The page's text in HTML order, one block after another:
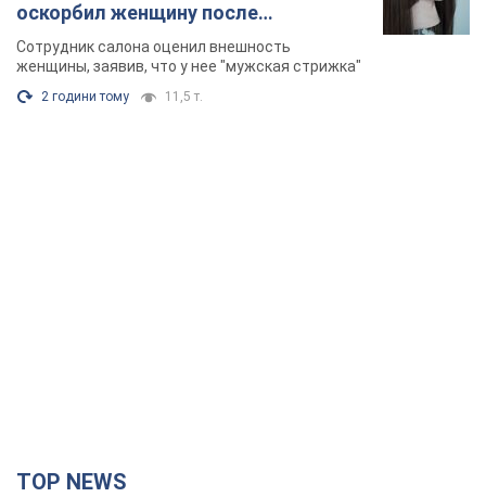
оскорбил женщину после
химиотерапии, разгорелся скандал.
Фото
Сотрудник салона оценил внешность
женщины, заявив, что у нее "мужская стрижка"
2 години тому 11,5 т.
TOP NEWS